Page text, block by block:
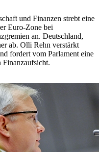
und Finanzen strebt eine
Euro-Zone bei
an. Deutschland,
ab. Olli Rehn verstärkt
fordert vom Parlament eine
Finanzaufsicht.